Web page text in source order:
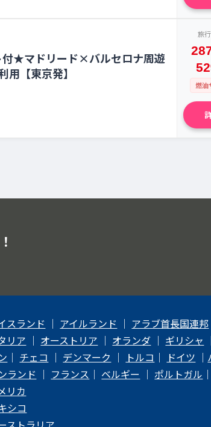
付★マドリード×バルセロナ周遊
【東京発】
旅
燃油
スランド ｜ アイルランド ｜ アラブ首長国連邦
リア ｜ オーストリア ｜ オランダ ｜ ギリシャ
｜ チェコ ｜ デンマーク ｜ トルコ ｜ ドイツ ｜
ランド ｜ フランス ｜ ベルギー ｜ ポルトガル ｜
リカ
シコ